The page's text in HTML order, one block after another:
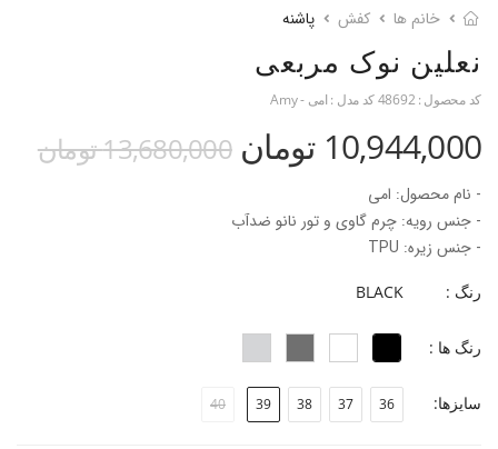
خانم ها کفش پاشنه
نعلین نوک مربعی
کد محصول : 48692کد مدل : امی - Amy
10,944,000 تومان 13,680,000 تومان
- نام محصول: امی
- جنس رویه: چرم گاوی و تور نانو ضدآب
- جنس زیره: TPU
- جنس پاشنه: ABS
-ارتفاع پاشنه: ۹.۵ سانتی‌متر
- بند قابل تنظیم روی پا
رنگ : BLACK
رنگ ها :
سایزها: 36
37
38
39
40